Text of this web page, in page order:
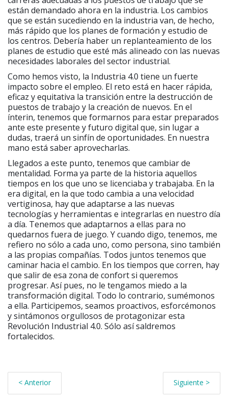
están demandado ahora en la industria. Los cambios
que se están sucediendo en la industria van, de hecho,
más rápido que los planes de formación y estudio de
los centros. Debería haber un replanteamiento de los
planes de estudio que esté más alineado con las nuevas
necesidades laborales del sector industrial.
Como hemos visto, la Industria 4.0 tiene un fuerte
impacto sobre el empleo. El reto está en hacer rápida,
eficaz y equitativa la transición entre la destrucción de
puestos de trabajo y la creación de nuevos. En el
ínterin, tenemos que formarnos para estar preparados
ante este presente y futuro digital que, sin lugar a
dudas, traerá un sinfín de oportunidades. En nuestra
mano está saber aprovecharlas.
Llegados a este punto, tenemos que cambiar de
mentalidad. Forma ya parte de la historia aquellos
tiempos en los que uno se licenciaba y trabajaba. En la
era digital, en la que todo cambia a una velocidad
vertiginosa, hay que adaptarse a las nuevas
tecnologías y herramientas e integrarlas en nuestro día
a día. Tenemos que adaptarnos a ellas para no
quedarnos fuera de juego. Y cuando digo, tenemos, me
refiero no sólo a cada uno, como persona, sino también
a las propias compañías. Todos juntos tenemos que
caminar hacia el cambio. En los tiempos que corren, hay
que salir de esa zona de confort si queremos
progresar. Así pues, no le tengamos miedo a la
transformación digital. Todo lo contrario, sumémonos
a ella. Participemos, seamos proactivos, esforcémonos
y sintámonos orgullosos de protagonizar esta
Revolución Industrial 4.0. Sólo así saldremos
fortalecidos.
< Anterior Siguiente >